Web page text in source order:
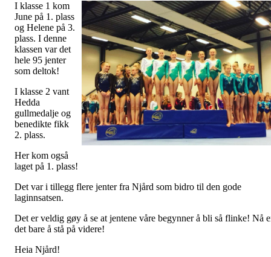
I klasse 1 kom
June på 1. plass
og Helene på 3.
plass. I denne
klassen var det
hele 95 jenter
som deltok!
I klasse 2 vant
Hedda
gullmedalje og
benedikte fikk
2. plass.
Her kom også
laget på 1. plass!
Det var i tillegg flere jenter fra Njård som bidro til den gode
laginnsatsen.
Det er veldig gøy å se at jentene våre begynner å bli så flinke! Nå
det bare å stå på videre!
Heia Njård!